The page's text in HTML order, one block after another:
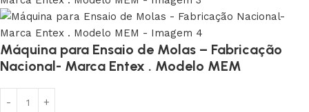
Máquina para Ensaio de Molas – Fabricação
Nacional- Marca Entex . Modelo MEM